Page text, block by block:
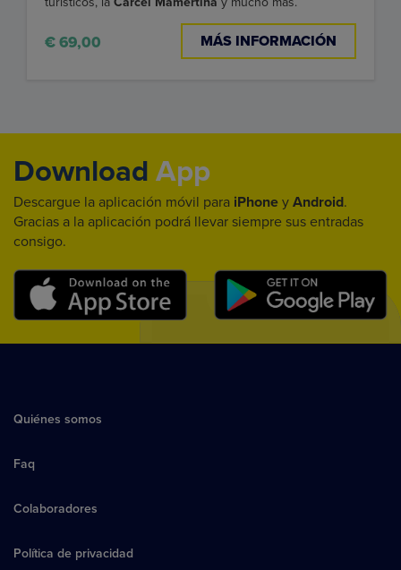
€ 69,00 MÁS INFORMACIÓN
Download App
Descargue la aplicación móvil para iPhone y Android.
Gracias a la aplicación podrá llevar siempre sus entradas
consigo.
Quiénes somos
Faq
Colaboradores
Política de privacidad